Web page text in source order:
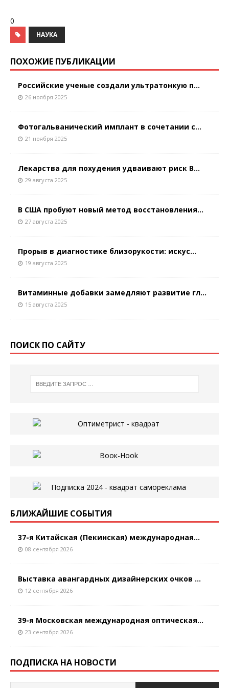
0
НАУКА
ПОХОЖИЕ ПУБЛИКАЦИИ
Российские ученые создали ультратонкую п...
26 ноября 2025
Фотогальванический имплант в сочетании с...
21 ноября 2025
Лекарства для похудения удваивают риск В...
29 августа 2025
В США пробуют новый метод восстановления...
27 августа 2025
Прорыв в диагностике близорукости: искус...
19 августа 2025
Витаминные добавки замедляют развитие гл...
15 августа 2025
ПОИСК ПО САЙТУ
БЛИЖАЙШИЕ СОБЫТИЯ
37-я Китайская (Пекинская) международная...
08 сентября 2026
Выставка авангардных дизайнерских очков ...
12 сентября 2026
39-я Московская международная оптическая...
23 сентября 2026
ПОДПИСКА НА НОВОСТИ